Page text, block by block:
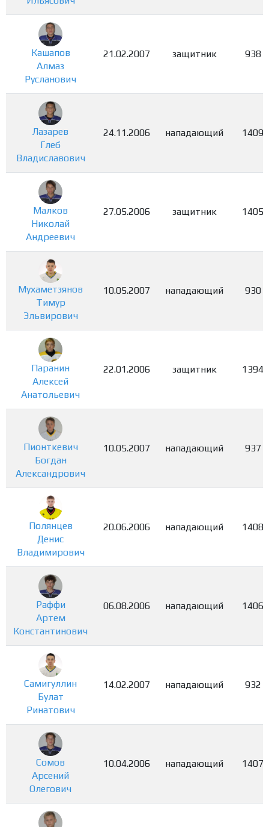
Кашапов
Алмаз
Русланович
21.02.2007 защитник 938
Лазарев
Глеб
Владиславович
24.11.2006 нападающий 1409
Малков
Николай
Андреевич
27.05.2006 защитник 1405
Мухаметзянов
Тимур
Эльвирович
10.05.2007 нападающий 930
Паранин
Алексей
Анатольевич
22.01.2006 защитник 1394
Пионткевич
Богдан
Александрович
10.05.2007 нападающий 937
Полянцев
Денис
Владимирович
20.06.2006 нападающий 1408
Раффи
Артем
Константинович
06.08.2006 нападающий 1406
Самигуллин
Булат
Ринатович
14.02.2007 нападающий 932
Сомов
Арсений
Олегович
10.04.2006 нападающий 1407